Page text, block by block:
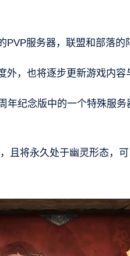
服务器，联盟和部落的
外，也将逐步更新游戏内容
年纪念版中的一个特殊服务
且将永久处于幽灵形态，